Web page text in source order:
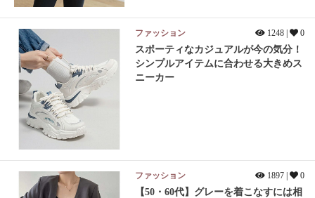
ファッション 1248 | 0
スポーティなカジュアルが今の気分！
シンプルアイテムに合わせる大きめス
ニーカー
ファッション 1897 | 0
【50・60代】グレーを着こなすには相